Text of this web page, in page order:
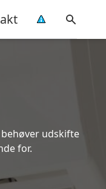
udskifte
for.